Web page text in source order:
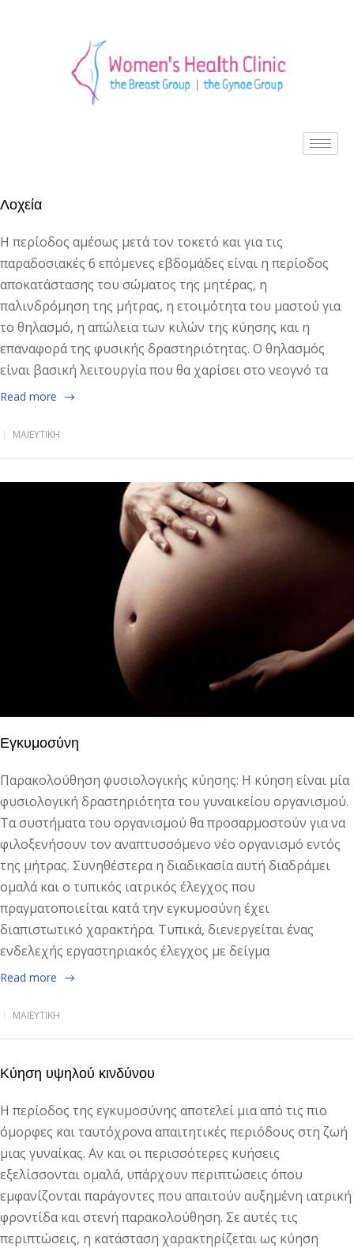
Λοχεία
Η περίοδος αμέσως μετά τον τοκετό και για τις
παραδοσιακές 6 επόμενες εβδομάδες είναι η περίοδος
αποκατάστασης του σώματος της μητέρας, η
παλινδρόμηση της μήτρας, η ετοιμότητα του μαστού για
το θηλασμό, η απώλεια των κιλών της κύησης και η
επαναφορά της φυσικής δραστηριότητας. Ο θηλασμός
είναι βασική λειτουργία που θα χαρίσει στο νεογνό τα
Read more
ΜΑΙΕΥΤΙΚΉ
Εγκυμοσύνη
Παρακολούθηση φυσιολογικής κύησης: Η κύηση είναι μία
φυσιολογική δραστηριότητα του γυναικείου οργανισμού.
Τα συστήματα του οργανισμού θα προσαρμοστούν για να
φιλοξενήσουν τον αναπτυσσόμενο νέο οργανισμό εντός
της μήτρας. Συνηθέστερα η διαδικασία αυτή διαδράμει
ομαλά και ο τυπικός ιατρικός έλεγχος που
πραγματοποιείται κατά την εγκυμοσύνη έχει
διαπιστωτικό χαρακτήρα. Τυπικά, διενεργείται ένας
ενδελεχής εργαστηριακός έλεγχος με δείγμα
Read more
ΜΑΙΕΥΤΙΚΉ
Κύηση υψηλού κινδύνου
Η περίοδος της εγκυμοσύνης αποτελεί μια από τις πιο
όμορφες και ταυτόχρονα απαιτητικές περιόδους στη ζωή
μιας γυναίκας. Αν και οι περισσότερες κυήσεις
εξελίσσονται ομαλά, υπάρχουν περιπτώσεις όπου
εμφανίζονται παράγοντες που απαιτούν αυξημένη ιατρική
φροντίδα και στενή παρακολούθηση. Σε αυτές τις
περιπτώσεις, η κατάσταση χαρακτηρίζεται ως κύηση